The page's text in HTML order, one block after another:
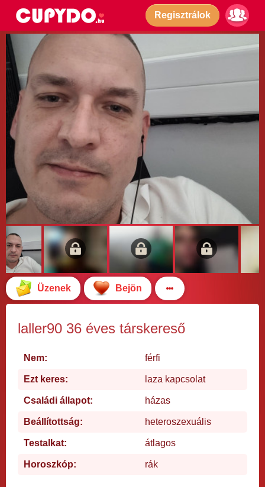
Regisztrálok
Üzenek Bejön
laller90 36 éves társkereső
Nem: férfi
Ezt keres: laza kapcsolat
Családi állapot: házas
Beállítottság: heteroszexuális
Testalkat: átlagos
Horoszkóp: rák